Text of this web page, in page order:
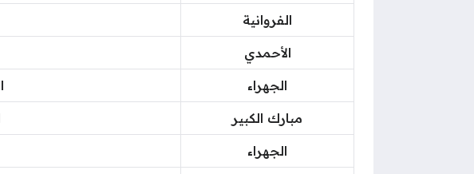
الفروانية
الأحمدي
الجهراء
مبارك الكبير
الجهراء